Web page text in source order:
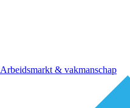
Arbeidsmarkt & vakmanschap